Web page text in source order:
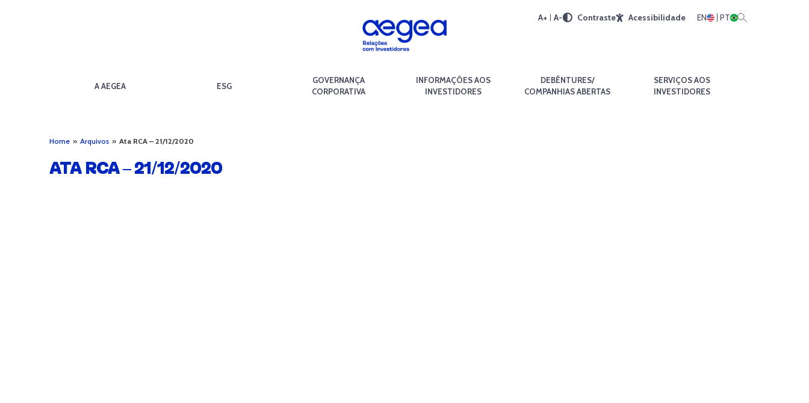
A+ A- Contraste Acessibilidade EN PT
A AEGEA ESG
GOVERNANÇA
CORPORATIVA
INFORMAÇÕES AOS
INVESTIDORES
DEBÊNTURES/
COMPANHIAS ABERTAS
SERVIÇOS AOS
INVESTIDORES
Home » Arquivos » Ata RCA – 21/12/2020
ATA RCA – 21/12/2020